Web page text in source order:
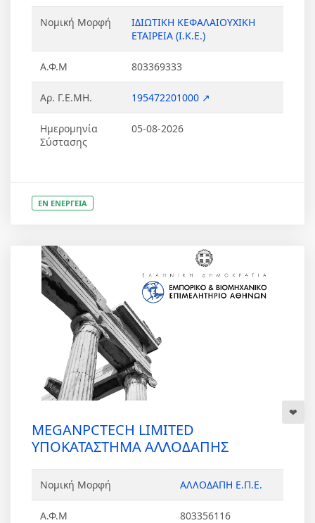
Νομική Μορφή
ΙΔΙΩΤΙΚΗ ΚΕΦΑΛΑΙΟΥΧΙΚΗ
ΕΤΑΙΡΕΙΑ (Ι.Κ.Ε.)
Α.Φ.Μ 803369333
Αρ. Γ.Ε.ΜΗ. 195472201000 ↗
Ημερομηνία
Σύστασης
05-08-2026
ΕΝ ΕΝΕΡΓΕΙΑ
MEGANPCTECH LIMITED
ΥΠΟΚΑΤΑΣΤΗΜΑ ΑΛΛΟΔΑΠΗΣ
Νομική Μορφή ΑΛΛΟΔΑΠΗ Ε.Π.Ε.
Α.Φ.Μ 803356116